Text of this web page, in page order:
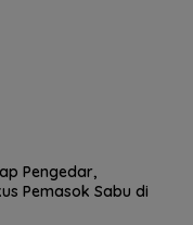
Pengedar,
Pemasok Sabu di